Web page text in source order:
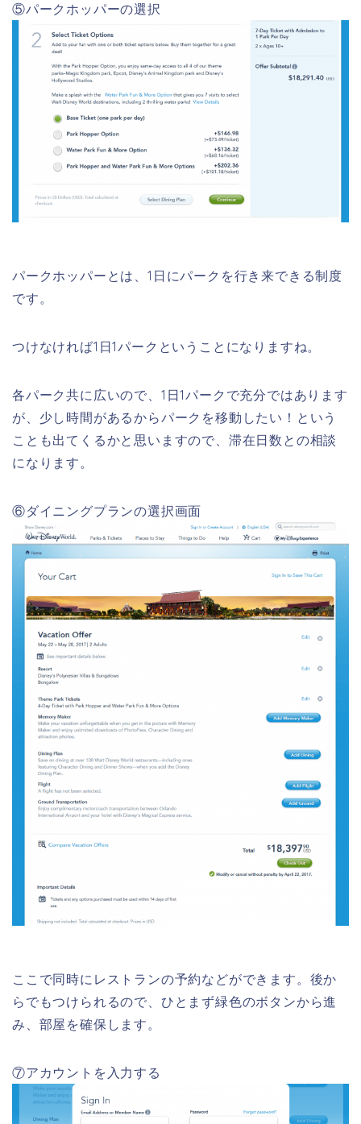
⑤パークホッパーの選択
パークホッパーとは、1日にパークを行き来できる制度
です。
つけなければ1日1パークということになりますね。
各パーク共に広いので、1日1パークで充分ではあります
が、少し時間があるからパークを移動したい！という
ことも出てくるかと思いますので、滞在日数との相談
になります。
⑥ダイニングプランの選択画面
ここで同時にレストランの予約などができます。後か
らでもつけられるので、ひとまず緑色のボタンから進
み、部屋を確保します。
⑦アカウントを入力する